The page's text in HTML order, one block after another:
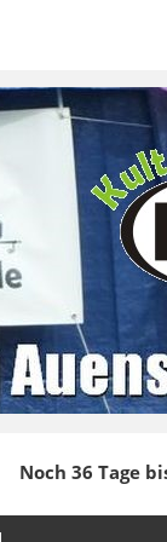
Noch 36 Tage